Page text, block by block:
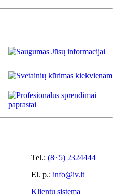
Tel.: (8~5) 2324444
El. p.: info@iv.lt
Klientų sistema